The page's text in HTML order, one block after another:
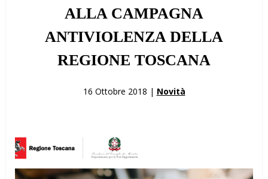
ALLA CAMPAGNA
ANTIVIOLENZA DELLA
REGIONE TOSCANA
16 Ottobre 2018 | Novità